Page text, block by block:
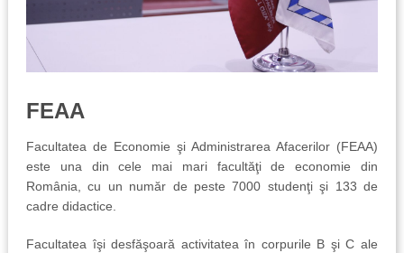
FEAA
Facultatea de Economie şi Administrarea Afacerilor (FEAA)
este una din cele mai mari facultăţi de economie din
România, cu un număr de peste 7000 studenţi şi 133 de
cadre didactice.
Facultatea îşi desfăşoară activitatea în corpurile B şi C ale